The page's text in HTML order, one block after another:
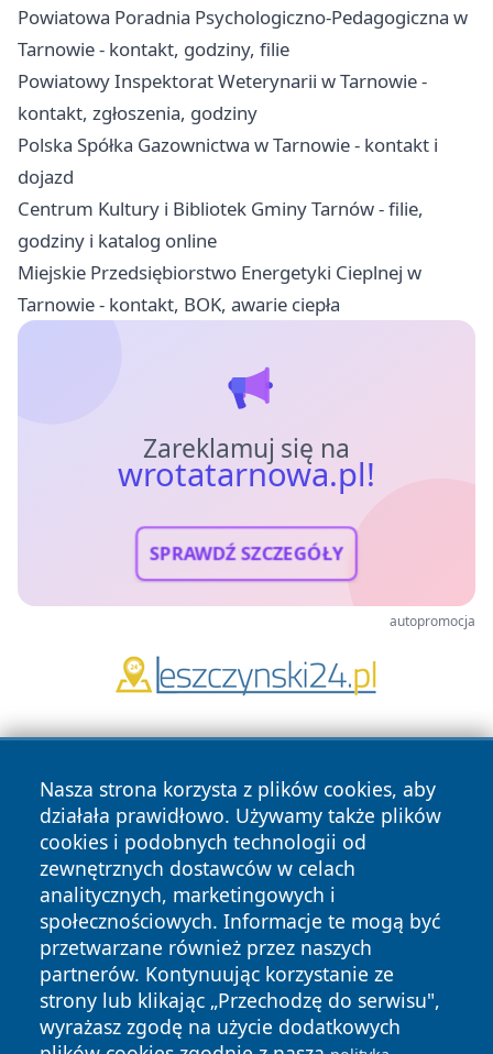
Powiatowa Poradnia Psychologiczno-Pedagogiczna w
Tarnowie - kontakt, godziny, filie
Powiatowy Inspektorat Weterynarii w Tarnowie -
kontakt, zgłoszenia, godziny
Polska Spółka Gazownictwa w Tarnowie - kontakt i
dojazd
Centrum Kultury i Bibliotek Gminy Tarnów - filie,
godziny i katalog online
Miejskie Przedsiębiorstwo Energetyki Cieplnej w
Tarnowie - kontakt, BOK, awarie ciepła
Zareklamuj się na
wrotatarnowa.pl!
SPRAWDŹ SZCZEGÓŁY
autopromocja
Nasza strona korzysta z plików cookies, aby
działała prawidłowo. Używamy także plików
cookies i podobnych technologii od
zewnętrznych dostawców w celach
analitycznych, marketingowych i
społecznościowych. Informacje te mogą być
przetwarzane również przez naszych
partnerów. Kontynuując korzystanie ze
strony lub klikając „Przechodzę do serwisu",
wyrażasz zgodę na użycie dodatkowych
Copyright © 2026 wrotatarnowa.pl Wszystkie prawa
zastrzeżone.
News Autorzy
Polityka
Prywatności
Polityka
Cookies